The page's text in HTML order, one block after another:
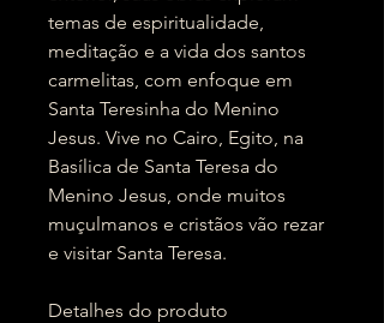
temas de espiritualidade,
meditação e a vida dos santos
carmelitas, com enfoque em
Santa Teresinha do Menino
Jesus. Vive no Cairo, Egito, na
Basílica de Santa Teresa do
Menino Jesus, onde muitos
muçulmanos e cristãos vão rezar
e visitar Santa Teresa.
Detalhes do produto